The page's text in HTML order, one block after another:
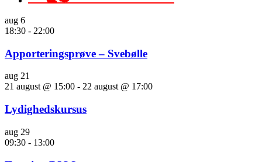
aug 6
18:30 - 22:00
Apporteringsprøve – Svebølle
aug 21
21 august @ 15:00 - 22 august @ 17:00
Lydighedskursus
aug 29
09:30 - 13:00